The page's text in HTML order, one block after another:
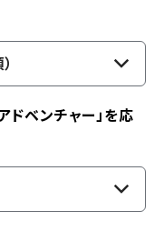
ドベンチャー」を応